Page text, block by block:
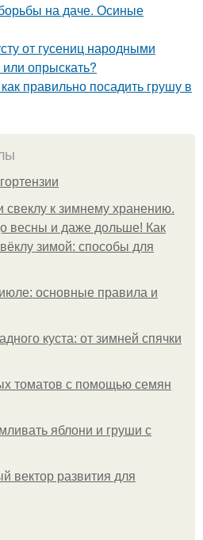
на даче. Осиные
от гусениц народными
опрыскать?
правильно посадить грушу в
свеклу к зимнему хранению.
весны и даже дольше! Как
зимой: способы для
основные правила и
куста: от зимней спячки
томатов с помощью семян
яблони и груши с
вектор развития для